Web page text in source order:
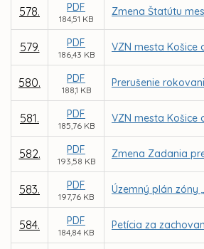
578. PDF
184,51 KB
Zmena Štatútu
579. PDF
186,43 KB
VZN mesta Košice
580. PDF
188,1 KB
Prerušenie
581. PDF
185,76 KB
VZN mesta Košice
582. PDF
193,58 KB
Zmena Zadania
583. PDF
197,76 KB
Územný plán zóny
584. PDF
184,84 KB
Petícia za